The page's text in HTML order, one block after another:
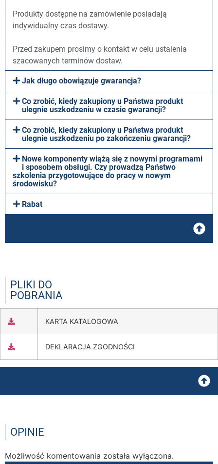
Produkty dostępne na zamówienie posiadają
indywidualny czas dostawy.
Przed zakupem prosimy o kontakt w celu ustalenia
szacowanych terminów dostaw.
Jak długo obowiązuje gwarancja?
Co zrobić, kiedy zakupiony u Państwa produkt
ulegnie uszkodzeniu w czasie gwarancji?
Co zrobić, kiedy zakupiony u Państwa produkt
ulegnie uszkodzeniu po zakończeniu gwarancji?
Nowe komponenty wiążą się z nowymi programami
i sposobem obsługi. Czy prowadzą Państwo
szkolenia przygotowujące do pracy w nowym
środowisku?
Rabat
PLIKI DO
POBRANIA
KARTA KATALOGOWA
DEKLARACJA ZGODNOŚCI
OPINIE
Możliwość komentowania została wyłączona.